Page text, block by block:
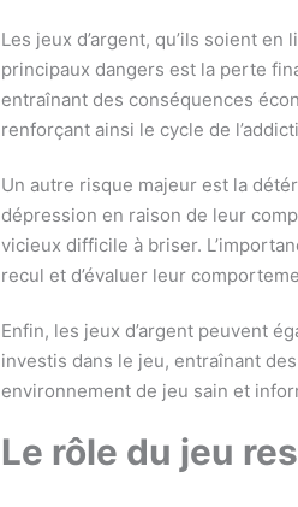
Les jeux d’argent, qu’ils soient
principaux dangers est la perte
entraînant des conséquences
renforçant ainsi le cycle de
Un autre risque majeur est la
dépression en raison de leur
vicieux difficile à briser.
recul et d’évaluer leur
Enfin, les jeux d’argent peuvent
investis dans le jeu, entraînant
environnement de jeu sain et
Le rôle du jeu